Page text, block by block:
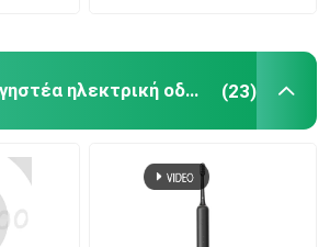
επανακαταλογηστέα ηλεκτρική οδοντόβουρτσα (23)